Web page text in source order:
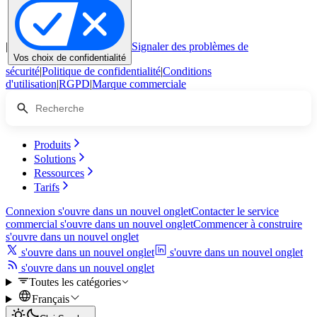
|
Vos choix de confidentialité
Signaler des problèmes de
sécurité|Politique de confidentialité|Conditions
d'utilisation|RGPD|Marque commerciale
Produits
Solutions
Ressources
Tarifs
Connexion s'ouvre dans un nouvel ongletContacter le service
commercial s'ouvre dans un nouvel ongletCommencer à construire
s'ouvre dans un nouvel onglet
s'ouvre dans un nouvel onglet
s'ouvre dans un nouvel onglet
s'ouvre dans un nouvel onglet
Toutes les catégories
Français